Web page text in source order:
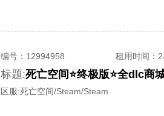
编号： 12994958 租用时间 ：
标题:死亡空间⭐终极版⭐全dlc商
区服:死亡空间/Steam/Steam